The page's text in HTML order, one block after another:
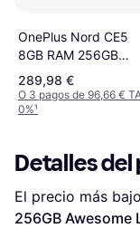
OnePlus Nord CE5
8GB RAM 256GB
Black Infinity
289,98 €
O 3 pagos de 96,66 €
0%¹
Detalles
El precio más
256GB Awesome